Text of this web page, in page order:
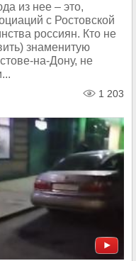
из нее – это,
с Ростовской
россиян. Кто не
знаменитую
на-Дону, не
1 203